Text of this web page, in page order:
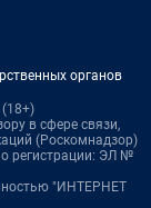
органов
в сфере связи,
(Роскомнадзор)
регистрации: ЭЛ №
"ИНТЕРНЕТ